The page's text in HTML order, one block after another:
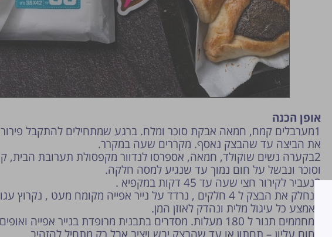
אופן הכנה
1מערבלים קמח, חמאה אבקת סוכר ומלח. ברגע שמתחילים להתקבל
את הביצה עד שהבצק נאסף. מקררים שעה במקרר.
2בקערה נשים שוקולד, חמאה, אספרסו לנדוור מקפסולת תערובת הבית,
וסוכר ונבשל על חום נמוך עד שנגיע למסה חלקה.
3נעביר לקירור חצי שעה עד 45 דקות במקפיא .
נחלק את הבצק ל 4 חלקים , נרדד על נייר אפייה מקומח מעט , נקרוץ
באמצע כל עיגול מלית ונהדק לאוזן המן.